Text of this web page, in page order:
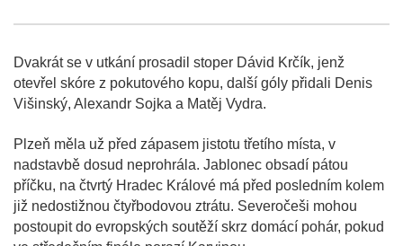
Dvakrát se v utkání prosadil stoper Dávid Krčík, jenž
otevřel skóre z pokutového kopu, další góly přidali Denis
Višinský, Alexandr Sojka a Matěj Vydra.
Plzeň měla už před zápasem jistotu třetího místa, v
nadstavbě dosud neprohrála. Jablonec obsadí pátou
příčku, na čtvrtý Hradec Králové má před posledním kolem
již nedostižnou čtyřbodovou ztrátu. Severočeši mohou
postoupit do evropských soutěží skrz domácí pohár, pokud